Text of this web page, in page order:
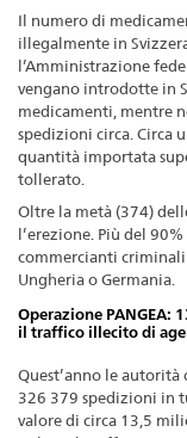
Il numero di
illegalmente in
l’Amministrazione
vengano introdotte in
medicamenti, mentre
spedizioni circa. Circa
quantità importata
tollerato.
Oltre la metà (374)
l’erezione. Più del
commercianti criminali
Ungheria o Germania.
Operazione PANGEA:
il traffico illecito di
Quest’anno le
326 379 spedizioni in
valore di circa 13,5